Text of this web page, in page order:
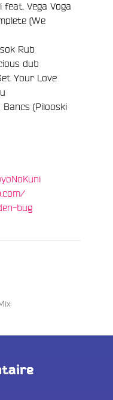
feat. Vega Voga
(We
Rub
dub
Your Love
(Pilooski
bug